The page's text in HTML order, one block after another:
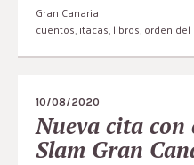
Gran Canaria
cuentos,itacas,libros,orden
10/08/2020
Nueva cita con
Slam Gran